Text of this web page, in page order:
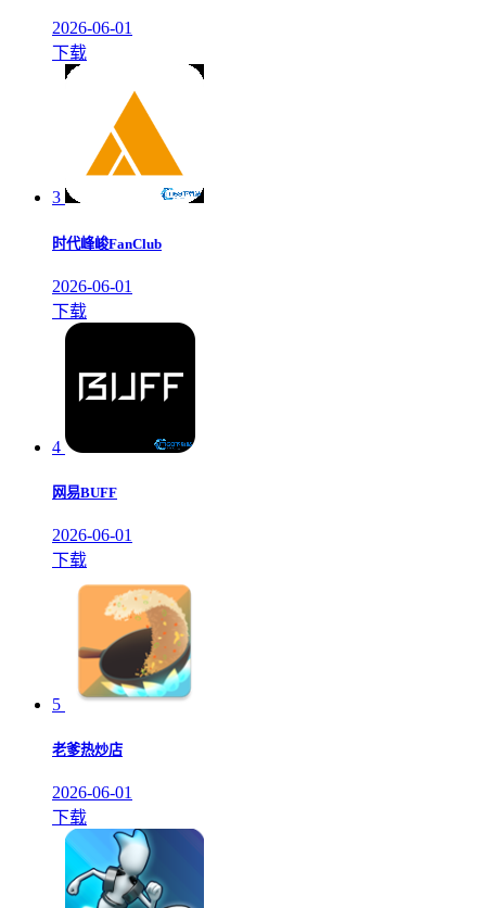
2026-06-01
下载
3
时代峰峻FanClub
2026-06-01
下载
4
网易BUFF
2026-06-01
下载
5
老爹热炒店
2026-06-01
下载